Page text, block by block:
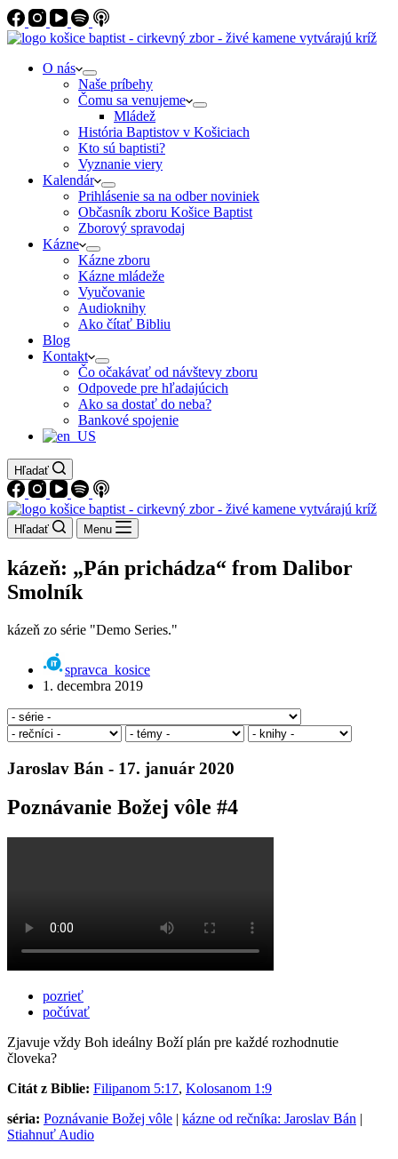
O nás
Naše príbehy
Čomu sa venujeme
Mládež
História Baptistov v Košiciach
Kto sú baptisti?
Vyznanie viery
Kalendár
Prihlásenie sa na odber noviniek
Občasník zboru Košice Baptist
Zborový spravodaj
Kázne
Kázne zboru
Kázne mládeže
Vyučovanie
Audioknihy
Ako čítať Bibliu
Blog
Kontakt
Čo očakávať od návštevy zboru
Odpovede pre hľadajúcich
Ako sa dostať do neba?
Bankové spojenie
Hľadať
Hľadať Menu
kázeň: „Pán prichádza“ from Dalibor
Smolník
kázeň zo série "Demo Series."
spravca_kosice
1. decembra 2019
Jaroslav Bán - 17. január 2020
Poznávanie Božej vôle #4
pozrieť
počúvať
Zjavuje vždy Boh ideálny Boží plán pre každé rozhodnutie
človeka?
Citát z Biblie: Filipanom 5:17, Kolosanom 1:9
séria: Poznávanie Božej vôle | kázne od rečníka: Jaroslav Bán |
Stiahnuť Audio